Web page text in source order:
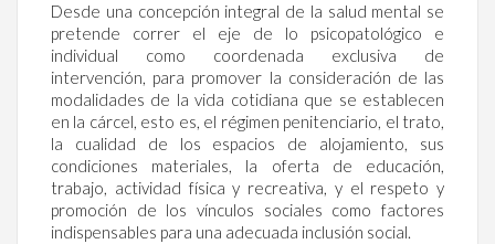
Desde una concepción integral de la salud mental se
pretende correr el eje de lo psicopatológico e
individual como coordenada exclusiva de
intervención, para promover la consideración de las
modalidades de la vida cotidiana que se establecen
en la cárcel, esto es, el régimen penitenciario, el trato,
la cualidad de los espacios de alojamiento, sus
condiciones materiales, la oferta de educación,
trabajo, actividad física y recreativa, y el respeto y
promoción de los vínculos sociales como factores
indispensables para una adecuada inclusión social.